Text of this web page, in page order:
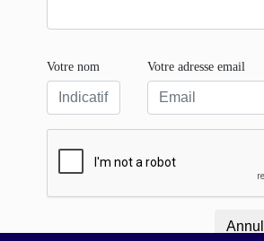
Votre nom Votre adresse email